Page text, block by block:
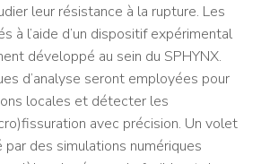
leur résistance à la rupture. Les
à l’aide d’un dispositif expérimental
développé au sein du SPHYNX.
d’analyse seront employées pour
locales et détecter les
avec précision. Un volet
des simulations numériques